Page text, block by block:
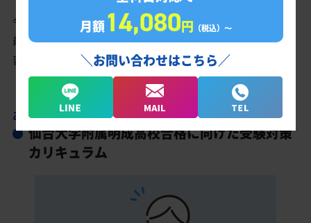
今の成績・偏差値から仙台大学附属明成高校の入試で確実に合格
最低点以上を取る、余裕を持って合格点を取るための勉強法、学
習スケジュールを明確にします。
あなただけの学習計画だから成果が出る！
仙台大学附属明成高校合格に向けた受験対策
カリキュラム
月額14,080円 （税込）〜
＼お問い合わせはこちら／